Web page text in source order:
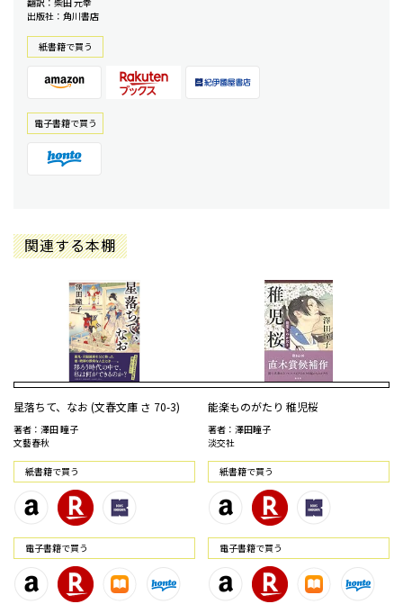
出版社：角川書店
紙書籍で買う
電⼦書籍で買う
関連する本棚
星落ちて、なお (文春文庫 さ 70-3)
著者：澤田 瞳子
文藝春秋
紙書籍で買う
電⼦書籍で買う
能楽ものがたり 稚児桜
著者：澤田瞳子
淡交社
紙書籍で買う
電⼦書籍で買う